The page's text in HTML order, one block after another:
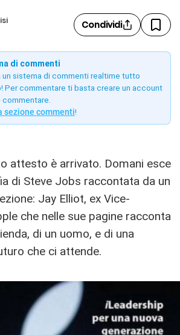
Condividi
di commenti
un sistema di commenti realtime tutto
Per commentare ti basta creare un account
sezione commenti!
attesto è arrivato. Domani esce
di Steve Jobs raccontata da un
Jay Elliot, ex Vice-
che nelle sue pagine racconta
di un uomo, e di una
che ci attende.